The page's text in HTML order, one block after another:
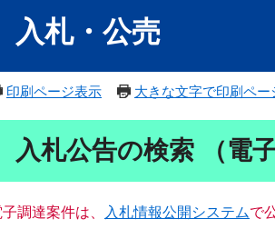
入札・公売
印刷ページ表示 大きな文字で印刷ペー
入札公告の検索 （電
子調達案件は、 入札情報公開システムで